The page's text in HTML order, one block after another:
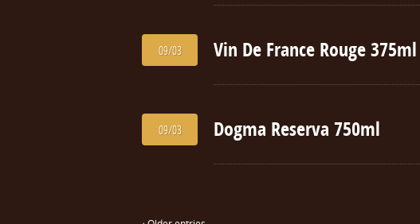
09/03 Vin De France Rouge 375ml
09/03 Dogma Reserva 750ml